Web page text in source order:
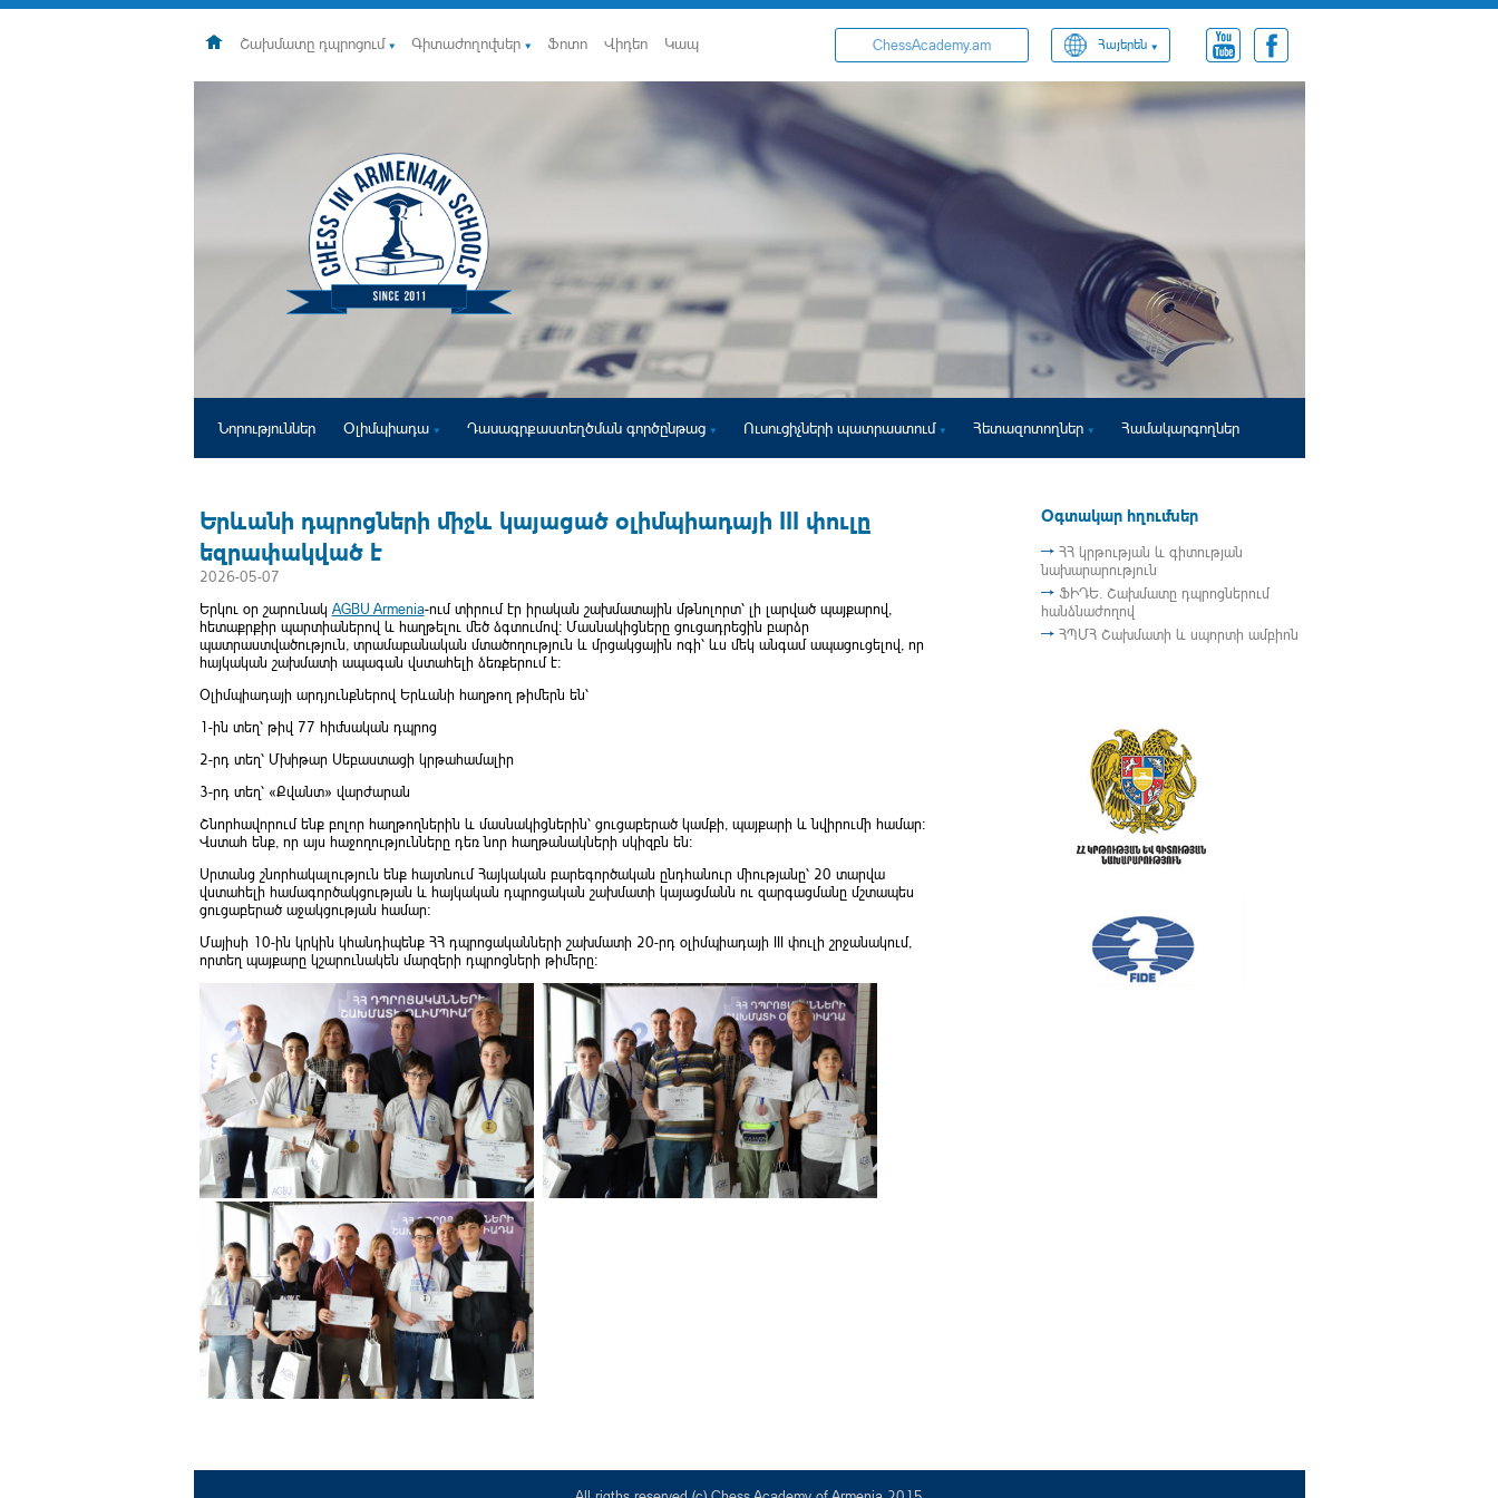
Հայերեն
ChessAcademy.am
Կապ
Վիդեո
Ֆոտո
Գիտաժողովներ
Շախմատը դպրոցում
Համակարգողներ
Հետազոտողներ
Ուսուցիչների պատրաստում
Դասագրքաստեղծման գործընթաց
Օլիմպիադա
Նորություններ
Երևանի դպրոցների միջև կայացած օլիմպիադայի III փուլը
եզրափակված է
2026-05-07
Երկու օր շարունակ AGBU Armenia-ում տիրում էր իրական շախմատային մթնոլորտ՝ լի լարված պայքարով,
հետաքրքիր պարտիաներով և հաղթելու մեծ ձգտումով։ Մասնակիցները ցուցադրեցին բարձր
պատրաստվածություն, տրամաբանական մտածողություն և մրցակցային ոգի՝ ևս մեկ անգամ ապացուցելով, որ
հայկական շախմատի ապագան վստահելի ձեռքերում է։
Օլիմպիադայի արդյունքներով Երևանի հաղթող թիմերն են՝
1-ին տեղ՝ թիվ 77 հիմնական դպրոց
2-րդ տեղ՝ Մխիթար Սեբաստացի կրթահամալիր
3-րդ տեղ՝ «Քվանտ» վարժարան
Շնորհավորում ենք բոլոր հաղթողներին և մասնակիցներին՝ ցուցաբերած կամքի, պայքարի և նվիրումի համար։
Վստահ ենք, որ այս հաջողությունները դեռ նոր հաղթանակների սկիզբն են։
Սրտանց շնորհակալություն ենք հայտնում Հայկական բարեգործական ընդհանուր միությանը՝ 20 տարվա
վստահելի համագործակցության և հայկական դպրոցական շախմատի կայացմանն ու զարգացմանը մշտապես
ցուցաբերած աջակցության համար:
Մայիսի 10-ին կրկին կհանդիպենք ՀՀ դպրոցականների շախմատի 20-րդ օլիմպիադայի III փուլի շրջանակում,
որտեղ պայքարը կշարունակեն մարզերի դպրոցների թիմերը։
Օգտակար հղումներ
ՀՀ կրթության և գիտության
նախարարություն
ՖԻԴԵ. Շախմատը դպրոցներում
հանձնաժողով
ՀՊՄՀ Շախմատի և սպորտի ամբիոն